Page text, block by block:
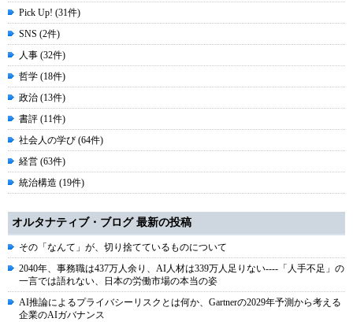
Pick Up! (31件)
SNS (2件)
人事 (32件)
哲学 (18件)
政治 (13件)
書評 (11件)
社会人の学び (64件)
経営 (63件)
統治構造 (19件)
オルタナティブ・ブログ 最新の投稿
その「なんて」が、切り捨てているものについて
2040年、事務職は437万人余り、AI人材は339万人足りない----「人手不足」の
一言では語れない、日本の労働市場の本当の姿
AI推論によるプライバシーリスクとは何か、Gartnerの2029年予測から考える
企業のAIガバナンス